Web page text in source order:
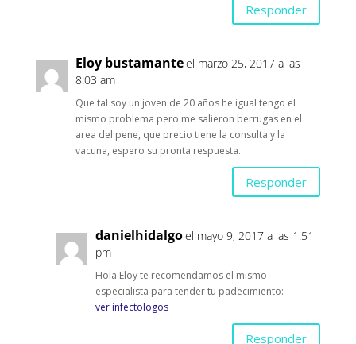
Responder
Eloy bustamanteel marzo 25, 2017 a las
8:03 am
Que tal soy un joven de 20 años he igual tengo el
mismo problema pero me salieron berrugas en el
area del pene, que precio tiene la consulta y la
vacuna, espero su pronta respuesta.
Responder
danielhidalgoel mayo 9, 2017 a las 1:51
pm
Hola Eloy te recomendamos el mismo
especialista para tender tu padecimiento:
ver infectologos
Responder